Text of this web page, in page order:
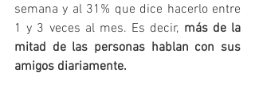
semana y al 31% que dice hacerlo entre
1 y 3 veces al mes. Es decir, más de la
mitad de las personas hablan con sus
amigos diariamente.